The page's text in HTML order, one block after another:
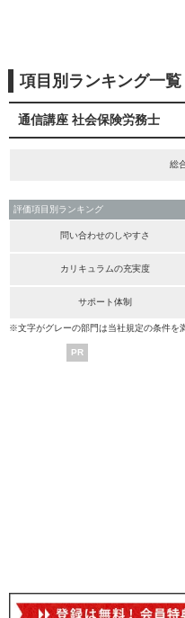
項目別ランキング一覧
通信講座 社会保険労務士
総
評価項目別ランキング
問い合わせのしやすさ
カリキュラムの充実度
サポート体制
※文字がグレーの部門は当社規定の条件を
PR